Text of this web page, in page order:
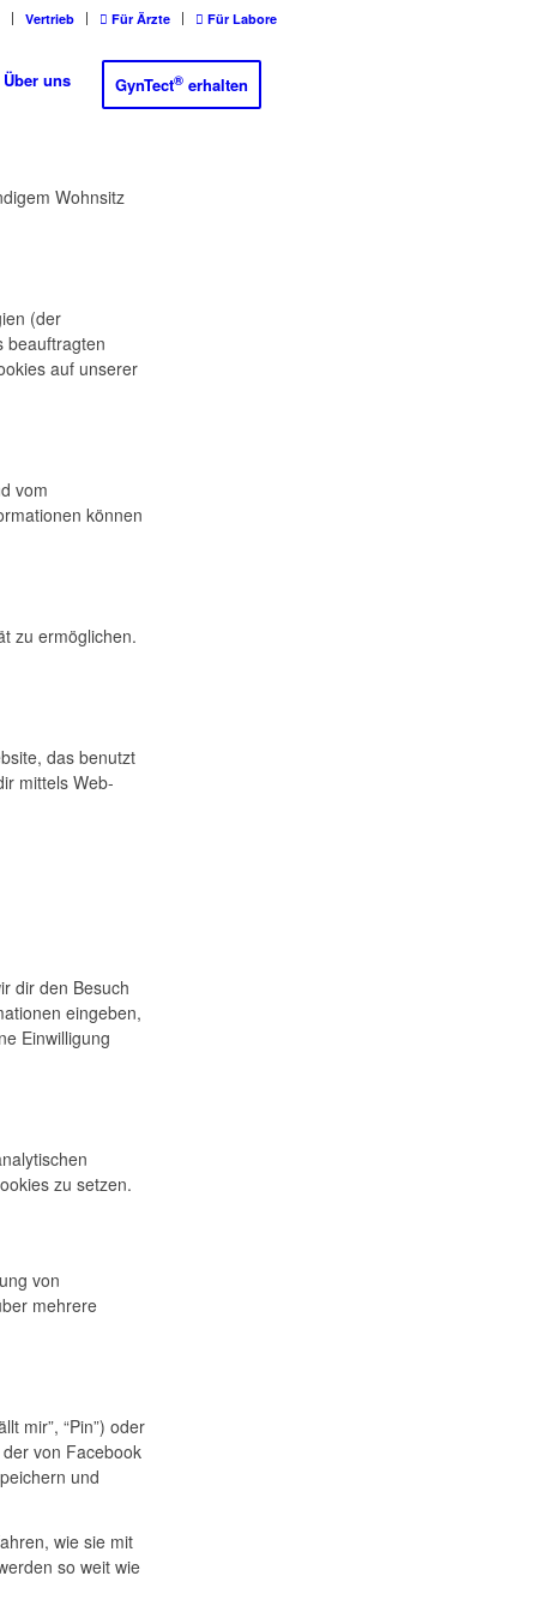
Vertrieb Für Ärzte Für Labore
Über uns GynTect® erhalten
Wohnsitz
(der
beauftragten
auf unserer
vom
können
zu ermöglichen.
das benutzt
mittels Web-
dir den Besuch
eingeben,
Einwilligung
zu setzen.
von
mehrere
mir”, “Pin”) oder
von Facebook
und
wie sie mit
so weit wie